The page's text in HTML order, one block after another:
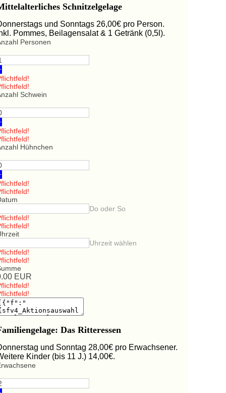
Schnitzelgelage
und Sonntags 26,00€ pro Person.
Pommes, Beilagensalat & 1 Getränk (0,5l).
Personen
Schwein
Hühnchen
Do oder So
Uhrzeit wählen
EUR
Das Ritteressen
und Sonntag 28,00€ pro Erwachsener.
Kinder (bis 11 J.) 14,00€.